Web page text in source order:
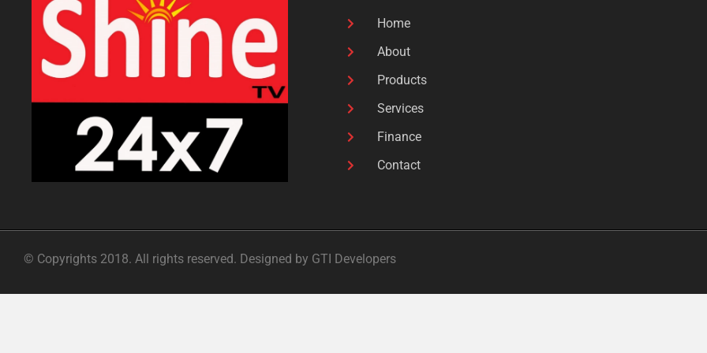
Home
About
Products
Services
Finance
Contact
© Copyrights 2018. All rights reserved. Designed by GTI Developers